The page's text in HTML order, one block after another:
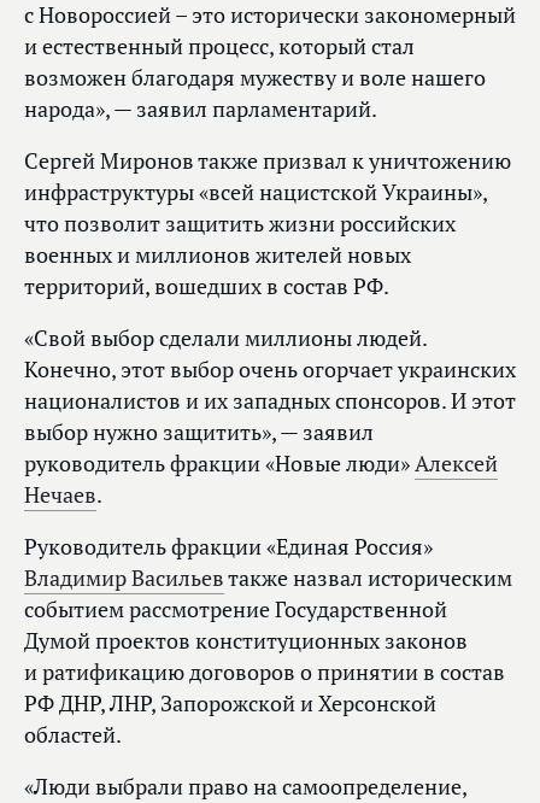
с Новороссией – это исторически закономерный
и естественный процесс, который стал
возможен благодаря мужеству и воле нашего
народа», — заявил парламентарий.
Сергей Миронов также призвал к уничтожению
инфраструктуры «всей нацистской Украины»,
что позволит защитить жизни российских
военных и миллионов жителей новых
территорий, вошедших в состав РФ.
«Свой выбор сделали миллионы людей.
Конечно, этот выбор очень огорчает украинских
националистов и их западных спонсоров. И этот
выбор нужно защитить», — заявил
руководитель фракции «Новые люди»Алексей
Нечаев.
Руководитель фракции «Единая Россия»
Владимир Васильевтакже назвал историческим
событием рассмотрение Государственной
Думой проектов конституционных законов
и ратификацию договоров о принятии в состав
РФ ДНР, ЛНР, Запорожской и Херсонской
областей.
«Люди выбрали право на самоопределение,